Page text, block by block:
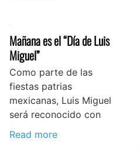
Mañana es el “Día de Luis
Miguel”
Como parte de las
fiestas patrias
mexicanas, Luis Miguel
será reconocido con
Read more